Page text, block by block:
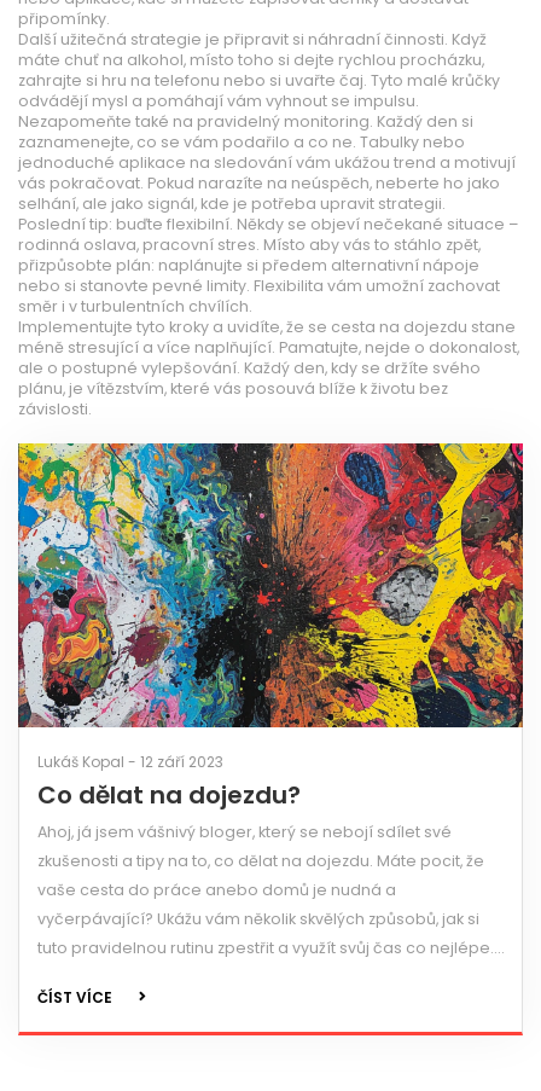
připomínky.
Další užitečná strategie je připravit si náhradní činnosti. Když
máte chuť na alkohol, místo toho si dejte rychlou procházku,
zahrajte si hru na telefonu nebo si uvařte čaj. Tyto malé krůčky
odvádějí mysl a pomáhají vám vyhnout se impulsu.
Nezapomeňte také na pravidelný monitoring. Každý den si
zaznamenejte, co se vám podařilo a co ne. Tabulky nebo
jednoduché aplikace na sledování vám ukážou trend a motivují
vás pokračovat. Pokud narazíte na neúspěch, neberte ho jako
selhání, ale jako signál, kde je potřeba upravit strategii.
Poslední tip: buďte flexibilní. Někdy se objeví nečekané situace –
rodinná oslava, pracovní stres. Místo aby vás to stáhlo zpět,
přizpůsobte plán: naplánujte si předem alternativní nápoje
nebo si stanovte pevné limity. Flexibilita vám umožní zachovat
směr i v turbulentních chvílích.
Implementujte tyto kroky a uvidíte, že se cesta na dojezdu stane
méně stresující a více naplňující. Pamatujte, nejde o dokonalost,
ale o postupné vylepšování. Každý den, kdy se držíte svého
plánu, je vítězstvím, které vás posouvá blíže k životu bez
závislosti.
Lukáš Kopal - 12 září 2023
Co dělat na dojezdu?
Ahoj, já jsem vášnivý bloger, který se nebojí sdílet své
zkušenosti a tipy na to, co dělat na dojezdu. Máte pocit, že
vaše cesta do práce anebo domů je nudná a
vyčerpávající? Ukážu vám několik skvělých způsobů, jak si
tuto pravidelnou rutinu zpestřit a využít svůj čas co nejlépe.
ČÍST VÍCE